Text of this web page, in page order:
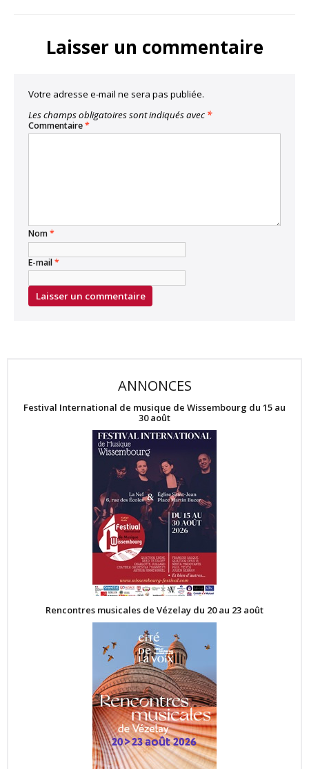
Laisser un commentaire
Votre adresse e-mail ne sera pas publiée.
Les champs obligatoires sont indiqués avec *
Commentaire*
Nom*
E-mail*
ANNONCES
Festival International de musique de Wissembourg du 15 au
30 août
Rencontres musicales de Vézelay du 20 au 23 août